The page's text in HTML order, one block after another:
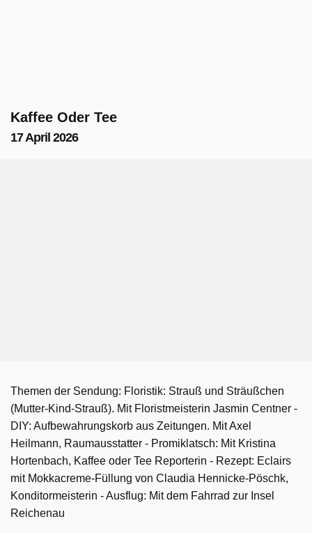
Kaffee Oder Tee
17 April 2026
Themen der Sendung: Floristik: Strauß und Sträußchen
(Mutter-Kind-Strauß). Mit Floristmeisterin Jasmin Centner -
DIY: Aufbewahrungskorb aus Zeitungen. Mit Axel
Heilmann, Raumausstatter - Promiklatsch: Mit Kristina
Hortenbach, Kaffee oder Tee Reporterin - Rezept: Eclairs
mit Mokkacreme-Füllung von Claudia Hennicke-Pöschk,
Konditormeisterin - Ausflug: Mit dem Fahrrad zur Insel
Reichenau